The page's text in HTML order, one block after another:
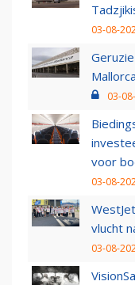
03-08-
Mallorca
03-
voor
03-08-
vlucht
03-08-